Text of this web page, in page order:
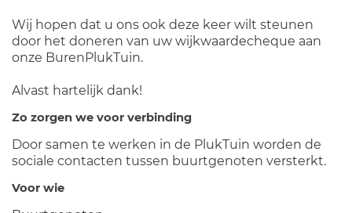
Wij hopen dat u ons ook deze keer wilt steunen
door het doneren van uw wijkwaardecheque aan
onze BurenPlukTuin.
Alvast hartelijk dank!
Zo zorgen we voor verbinding
Door samen te werken in de PlukTuin worden de
sociale contacten tussen buurtgenoten versterkt.
Voor wie